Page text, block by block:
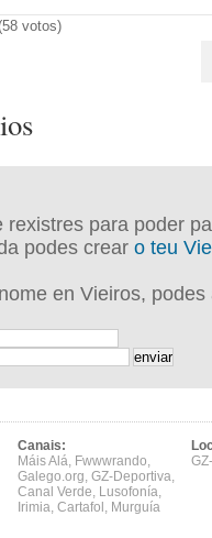
votos)
rexistres para poder
podes crear o teu
en Vieiros,
Canais:
Máis Alá, Fwwwrando,
Galego.org, GZ-Deportiva,
Canal Verde, Lusofonía,
Irimia, Cartafol , Murguía